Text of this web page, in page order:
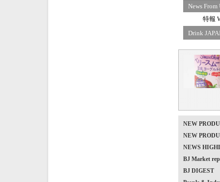
News From
特報
Drink
NEW
NEW
NEWS
BJ Market
BJ DIGEST